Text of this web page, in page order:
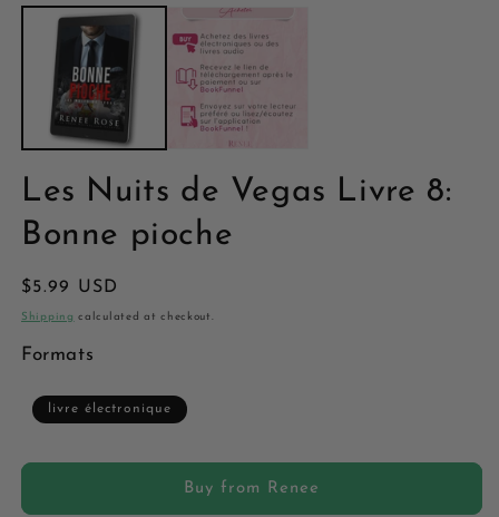
Les Nuits de Vegas Livre 8:
Bonne pioche
Regular
price
$5.99 USD
Shipping calculated at checkout.
Formats
livre électronique
Buy from Renee